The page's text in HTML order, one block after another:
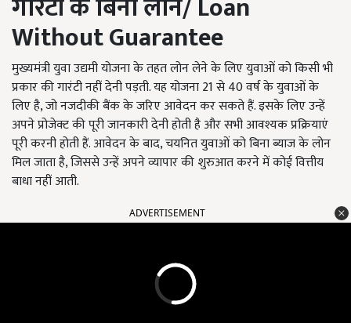
Without Guarantee
मुख्यमंत्री युवा उद्यमी योजना के तहत लोन लेने के लिए युवाओं को किसी भी
प्रकार की गारंटी नहीं देनी पड़ती. यह योजना 21 से 40 वर्ष के युवाओं के
लिए है, जो नजदीकी बैंक के जरिए आवेदन कर सकते हैं. इसके लिए उन्हें
अपने प्रोजेक्ट की पूरी जानकारी देनी होती है और सभी आवश्यक प्रक्रियाएं
पूरी करनी होती हैं. आवेदन के बाद, चयनित युवाओं को बिना ब्याज के लोन
मिल जाता है, जिससे उन्हें अपने व्यापार की शुरुआत करने में कोई वित्तीय
बाधा नहीं आती.
ADVERTISEMENT